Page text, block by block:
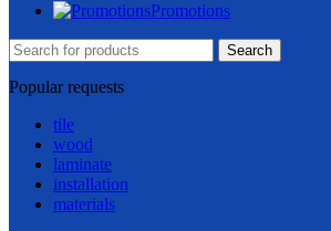
Promotions
Search
Popular requests
tile
wood
laminate
installation
materials